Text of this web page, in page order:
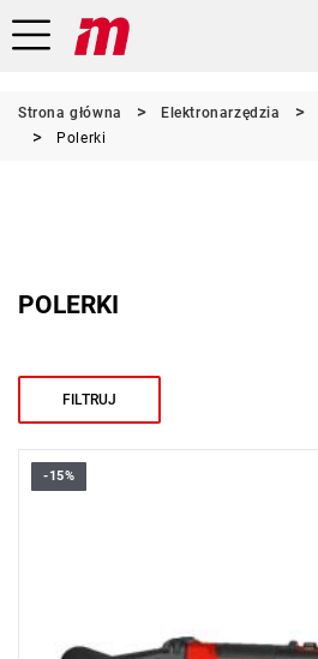
Strona główna Elektronarzędzia
Polerki
POLERKI
FILTRUJ
-15%